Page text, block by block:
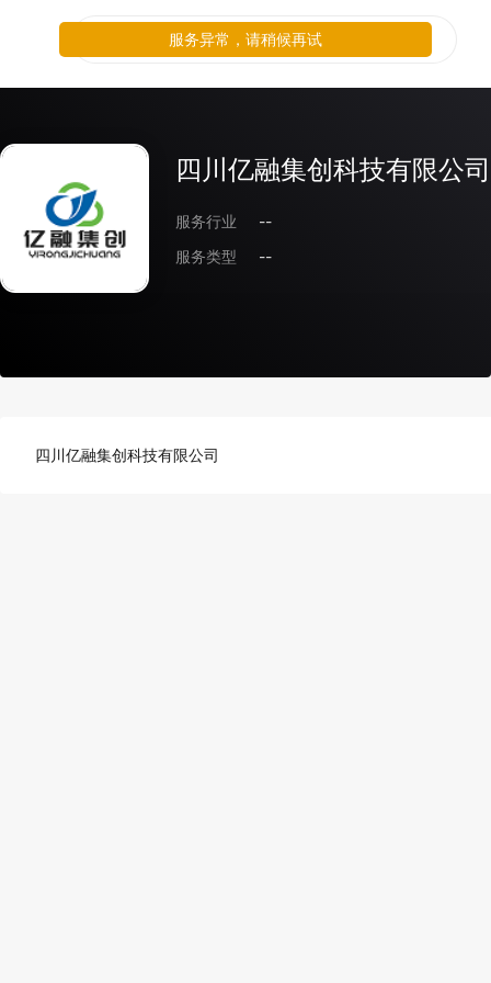
四川亿融集创科技有限公司
服务行业
--
服务类型
--
四川亿融集创科技有限公司
服务异常，请稍候再试